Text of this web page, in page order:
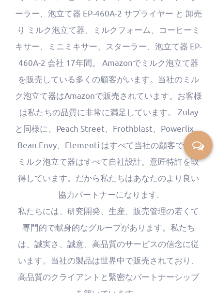
ーラー、泡立て器 EP-460A-2 サプライヤー と 卸売
り ミルク泡立て器、ミルクフォーム、コーヒーミ
キサー、ミニミキサー、スターラー、泡立て器 EP-
460A-2 会社 17年間。 Amazonでミルク泡立て器
を販売している多くの顧客がいます。当社のミル
ク泡立て器はAmazonで販売されています。お客様
は私たちの品質に非常に満足しています。 Zulay
と同様に、Peach Street、Frothblast、Powerlix、
Bean Envy、Elementi はすべて当社の顧客です。
ミルク泡立て器はすべて自社設計。意匠特許を取
得しています。だから私たちはあなたのより良い
協力パートナーになります.
私たちには、研究開発、生産、販売管理の若くて
専門的で献身的なグループがあります。私たち
は、誠実さ、誠意、高品質のサービスの信念に従
います。当社の製品は世界中で販売されており、
高品質のクライアントと緊密なパートナーシップ